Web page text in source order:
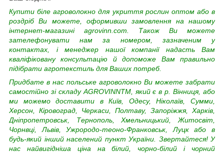
Купити біле агроволокно для укриття рослин оптом або в
роздріб Ви можете, оформивши замовлення на нашому
інтернет-магазині agrovinn.com. Також Ви можете
зателефонувати нам за номером, зазначеним у
контактах, і менеджер нашої компанії надасть Вам
кваліфіковану консультацію й допоможе Вам правильно
підібрати агротекстиль для Ваших потреб.
Придбате в нас польське агроволокно Ви можете забрати
самостійно зі складу AGROVINNTM, який є в р. Вінниця, або
ми можемо доставити в Київ, Одесу, Ніколаїв, Сумми,
Херсон, Кіровоград, Черкаси, Полтаву, Запоріжжя, Харків,
Дніпропетровськ, Тернополь, Хмельницький, Житосвіт,
Чорнвці, Львів, Ужрородо-теоно-Франковськ, Луцк або в
будь-який інший населений пункт України. Звертайтеся! У
нас найвигідніша ціна на білий, чорно-білий і чорний